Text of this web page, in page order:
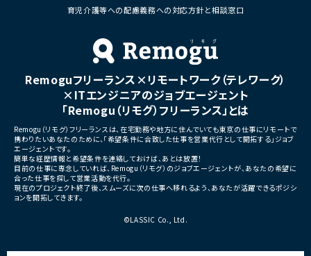
・少人数体制でのプロジェクト推進
プロジェクト拡大に伴う増員募集
ケーション
・サービスの継続的な機能拡
募集
■担当工程
・要件定義
・基本設計
・詳細設計
・テスト
・リリース対応
■その他補足
・全体約100名規模の大型プ
育児介護等への配慮義務への対応方針と相談窓口
Remoguフリーランス×リモートワーク（テレワーク）
×ITエンジニアのジョブエージェント
「Remogu（リモグ）フリーランス」とは
Remogu（リモグ）フリーランスは、在宅勤務や地方に住んでいても東京の仕事にリモートで
携わりたいあなたのために、「希望条件に合致した仕事を営業代行として開拓する」ジョブ
エージェントです。
簡単な経歴情報と希望条件を連絡しておけば、あとは放置！
目前の仕事に専念していれば、Remogu（リモグ）のジョブエージェントが、あなたの希望に
合った仕事を探して営業活動を代行。
現在のプロジェクト終了後、スムーズに次の仕事へ移れるよう、あなたが活躍できるポジシ
ョンを開拓してきます。
©LASSIC Co., Ltd.